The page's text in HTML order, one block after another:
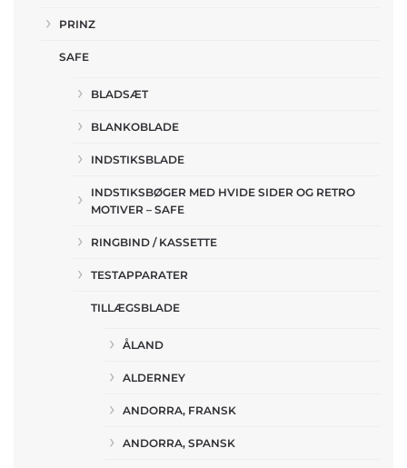
PRINZ
SAFE
BLADSÆT
BLANKOBLADE
INDSTIKSBLADE
INDSTIKSBØGER MED HVIDE SIDER OG RETRO
MOTIVER – SAFE
RINGBIND / KASSETTE
TESTAPPARATER
TILLÆGSBLADE
ÅLAND
ALDERNEY
ANDORRA, FRANSK
ANDORRA, SPANSK